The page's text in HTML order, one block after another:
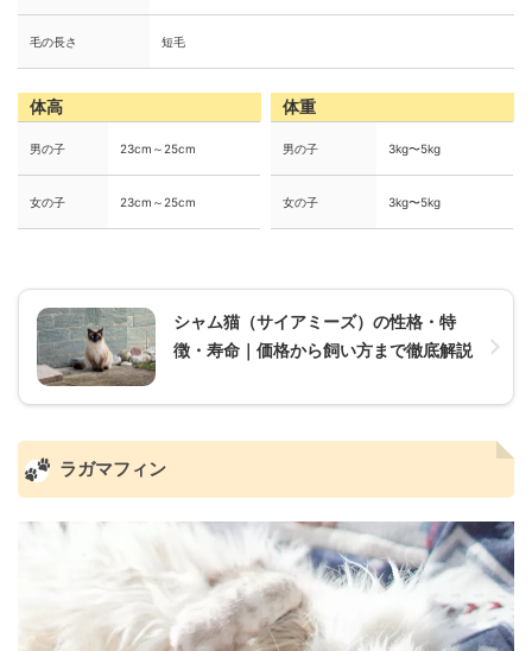
毛の長さ 短毛
体高
男の子 23cm～25cm
女の子 23cm～25cm
体重
男の子 3kg〜5kg
女の子 3kg〜5kg
シャム猫（サイアミーズ）の性格・特
徴・寿命｜価格から飼い方まで徹底解説
ラガマフィン